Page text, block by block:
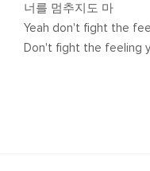
너를 멈추지도 마
Yeah don't fight the
Don't fight thе feeling